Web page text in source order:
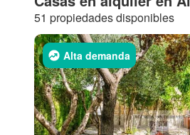
51 propiedades disponibles
Alta demanda